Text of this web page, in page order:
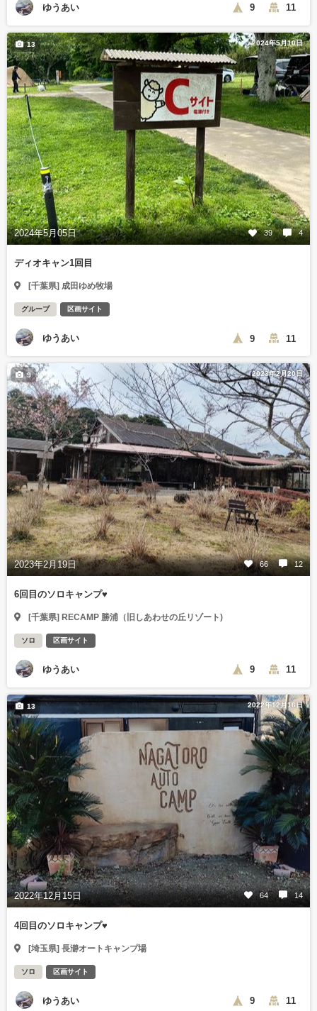
ゆうあい 9 11
2024年5月10日
2024年5月05日 39 4
13
ディオキャン1回目
[千葉県] 成田ゆめ牧場
グループ 区画サイト
ゆうあい 9 11
2023年2月20日
2023年2月19日 66 12
9
6回目のソロキャンプ♥️
[千葉県] RECAMP 勝浦（旧しあわせの丘リゾート)
ソロ 区画サイト
ゆうあい 9 11
2022年12月16日
2022年12月15日 64 14
13
4回目のソロキャンプ♥️
[埼玉県] 長瀞オートキャンプ場
ソロ 区画サイト
ゆうあい 9 11